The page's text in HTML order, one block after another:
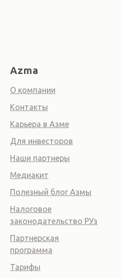
Azma
О компании
Контакты
Карьера в Азме
Для инвесторов
Наши партнеры
Медиакит
Полезный блог Азмы
Налоговое
законодательство РУз
Партнерская
программа
Тарифы